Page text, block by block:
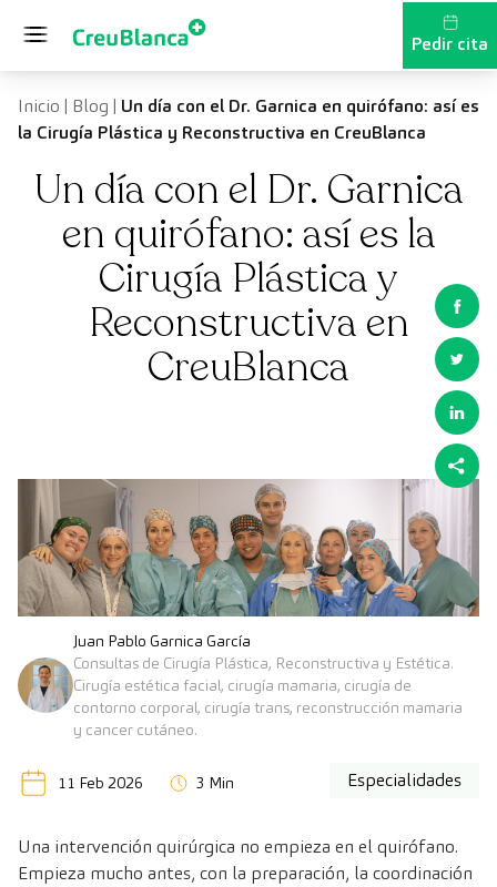
Pedir cita
Inicio | Blog | Un día con el Dr. Garnica en quirófano: así es
la Cirugía Plástica y Reconstructiva en CreuBlanca
Un día con el Dr. Garnica
en quirófano: así es la
Cirugía Plástica y
Reconstructiva en
CreuBlanca
Juan Pablo Garnica García
Consultas de Cirugía Plástica, Reconstructiva y Estética.
Cirugía estética facial, cirugía mamaria, cirugía de
contorno corporal, cirugía trans, reconstrucción mamaria
y cancer cutáneo.
11 Feb 2026 3 Min Especialidades
Una intervención quirúrgica no empieza en el quirófano.
Empieza mucho antes, con la preparación, la coordinación